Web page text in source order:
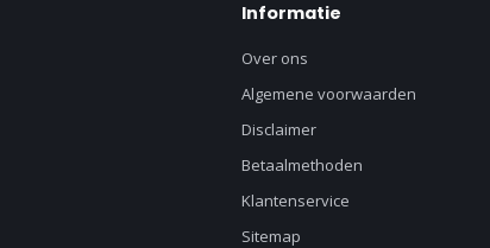
Informatie
Over ons
Algemene voorwaarden
Disclaimer
Betaalmethoden
Klantenservice
Sitemap